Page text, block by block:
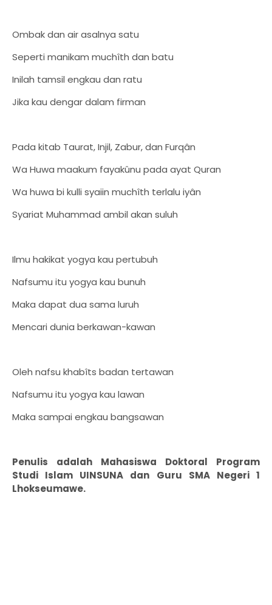
Ombak dan air asalnya satu
Seperti manikam muchîth dan batu
Inilah tamsil engkau dan ratu
Jika kau dengar dalam firman
Pada kitab Taurat, Injil, Zabur, dan Furqân
Wa Huwa maakum fayakûnu pada ayat Quran
Wa huwa bi kulli syaiin muchîth terlalu iyân
Syariat Muhammad ambil akan suluh
Ilmu hakikat yogya kau pertubuh
Nafsumu itu yogya kau bunuh
Maka dapat dua sama luruh
Mencari dunia berkawan-kawan
Oleh nafsu khabîts badan tertawan
Nafsumu itu yogya kau lawan
Maka sampai engkau bangsawan
Penulis adalah Mahasiswa Doktoral Program
Studi Islam UINSUNA dan Guru SMA Negeri 1
Lhokseumawe.